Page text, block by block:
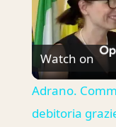
Watch on
Adrano.
debitoria